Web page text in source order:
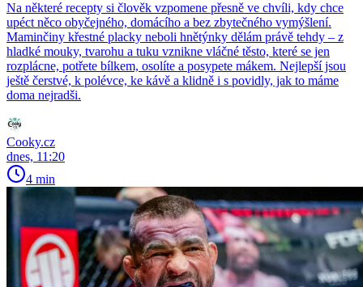
Na některé recepty si člověk vzpomene přesně ve chvíli, kdy chce
upéct něco obyčejného, domácího a bez zbytečného vymýšlení.
Maminčiny křestné placky neboli hnětýnky dělám právě tehdy – z
hladké mouky, tvarohu a tuku vznikne vláčné těsto, které se jen
rozplácne, potřete bílkem, osolíte a posypete mákem. Nejlepší jsou
ještě čerstvé, k polévce, ke kávě a klidně i s povidly, jak to máme
doma nejradši.
Cooky.cz
dnes, 11:20
4 min